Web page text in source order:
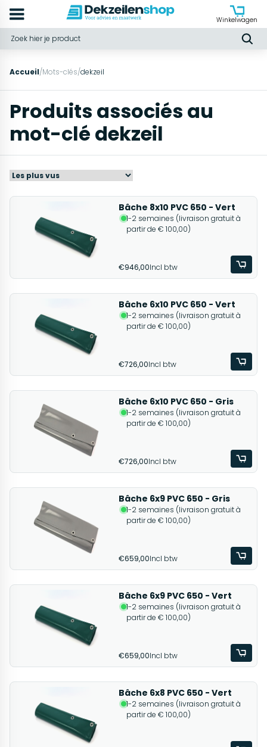
Winkelwagen
Accueil/Mots-clés/dekzeil
Produits associés au
mot-clé dekzeil
Bâche 8x10 PVC 650 - Vert
1-2 semaines (livraison gratuit à
partir de € 100,00)
€946,00Incl btw
Bâche 6x10 PVC 650 - Vert
1-2 semaines (livraison gratuit à
partir de € 100,00)
€726,00Incl btw
Bâche 6x10 PVC 650 - Gris
1-2 semaines (livraison gratuit à
partir de € 100,00)
€726,00Incl btw
Bâche 6x9 PVC 650 - Gris
1-2 semaines (livraison gratuit à
partir de € 100,00)
€659,00Incl btw
Bâche 6x9 PVC 650 - Vert
1-2 semaines (livraison gratuit à
partir de € 100,00)
€659,00Incl btw
Bâche 6x8 PVC 650 - Vert
1-2 semaines (livraison gratuit à
partir de € 100,00)